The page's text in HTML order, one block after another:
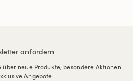
anfordern
neue Produkte, besondere Aktionen
Angebote.